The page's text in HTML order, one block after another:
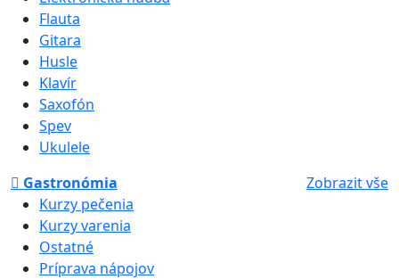
Flauta
Gitara
Husle
Klavír
Saxofón
Spev
Ukulele
Gastronómia
Zobrazit vše
Kurzy pečenia
Kurzy varenia
Ostatné
Príprava nápojov